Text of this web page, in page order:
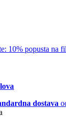
10% popusta na
dostava